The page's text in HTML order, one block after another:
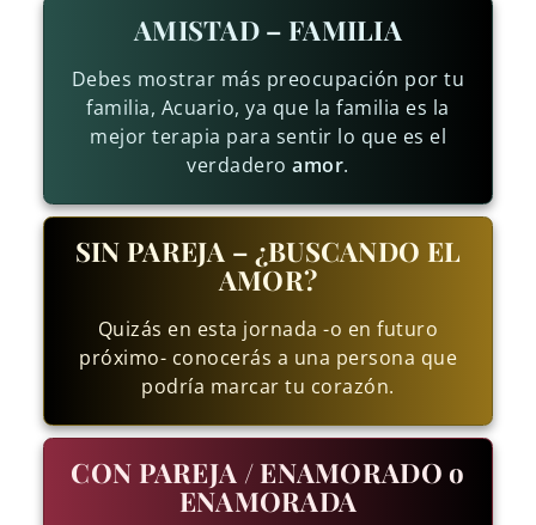
AMISTAD – FAMILIA
Debes mostrar más preocupación por tu
familia, Acuario, ya que la familia es la
mejor terapia para sentir lo que es el
verdaderoamor.
SIN PAREJA – ¿BUSCANDO EL
AMOR?
Quizás en esta jornada -o en futuro
próximo- conocerás a una persona que
podría marcar tu corazón.
CON PAREJA / ENAMORADO o
ENAMORADA